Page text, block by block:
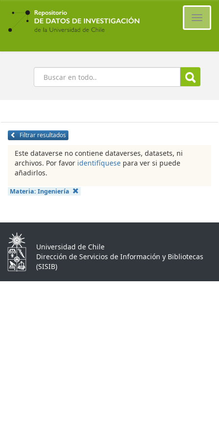
Ir
contenido
principal
Buscar
Filtrar resultados
Este dataverse no contiene dataverses, datasets, ni
archivos. Por favor identifíquese para ver si puede
añadirlos.
Materia: Ingeniería
Universidad de Chile
Dirección de Servicios de Información y Bibliotecas
(SISIB)